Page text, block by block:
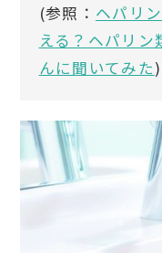
(参照： ヘパリ
える？ヘパリン
んに聞いてみた)